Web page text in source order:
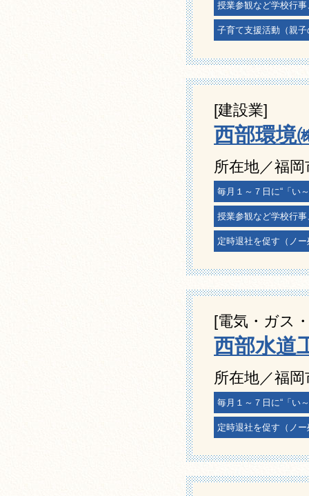
授業参観など学校行
子育て支援活動（親
[建設業]
西部環境
所在地／福
毎月１～７日に“「い
授業参観など学校行
定時退社を促す（ノ
[電気・ガス
西部水道
所在地／福
毎月１～７日に“「い
定時退社を促す（ノ